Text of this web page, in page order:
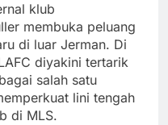
klub
membuka peluang
di luar Jerman. Di
diyakini tertarik
salah satu
lini tengah
di MLS.